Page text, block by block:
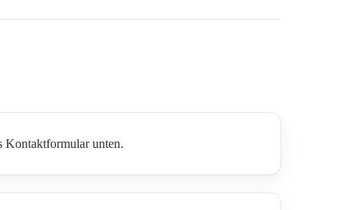
Kontaktformular unten.